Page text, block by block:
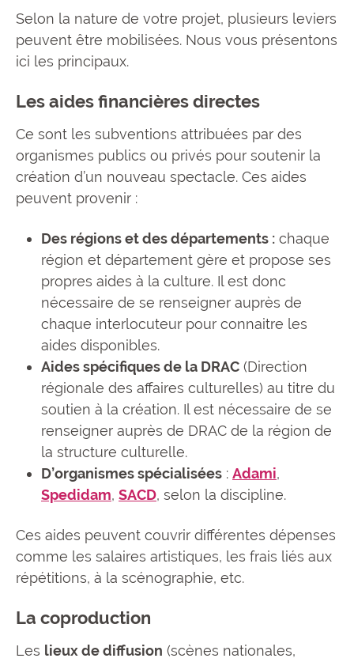
Selon la nature de votre projet, plusieurs leviers
peuvent être mobilisées. Nous vous présentons
ici les principaux.
Les aides financières directes
Ce sont les subventions attribuées par des
organismes publics ou privés pour soutenir la
création d’un nouveau spectacle. Ces aides
peuvent provenir :
Des régions et des départements : chaque
région et département gère et propose ses
propres aides à la culture. Il est donc
nécessaire de se renseigner auprès de
chaque interlocuteur pour connaitre les
aides disponibles.
Aides spécifiques de la DRAC (Direction
régionale des affaires culturelles) au titre du
soutien à la création. Il est nécessaire de se
renseigner auprès de DRAC de la région de
la structure culturelle.
D’organismes spécialisées : Adami,
Spedidam, SACD, selon la discipline.
Ces aides peuvent couvrir différentes dépenses
comme les salaires artistiques, les frais liés aux
répétitions, à la scénographie, etc.
La coproduction
Les lieux de diffusion (scènes nationales,